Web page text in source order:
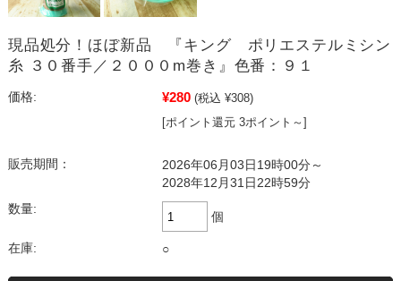
現品処分！ほぼ新品 『キング ポリエステルミシン
糸 ３０番手／２０００m巻き』色番：９１
価格: ¥280 (税込 ¥308)
[ポイント還元 3ポイント～]
販売期間：
2026年06月03日19時00分～
2028年12月31日22時59分
数量:
個
在庫: ○